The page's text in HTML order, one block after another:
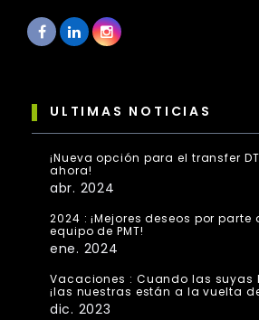
ULTIMAS NOTICIAS
¡Nueva opción para el transfer
ahora!
abr. 2024
2024 : ¡Mejores deseos por parte
equipo de PMT!
ene. 2024
Vacaciones : Cuando las suyas
¡las nuestras están a la vuelta
dic. 2023